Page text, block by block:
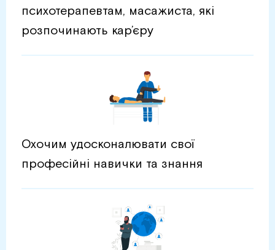
психотерапевтам, масажиста, які
розпочинають кар’єру
Охочим удосконалювати свої
професійні навички та знання